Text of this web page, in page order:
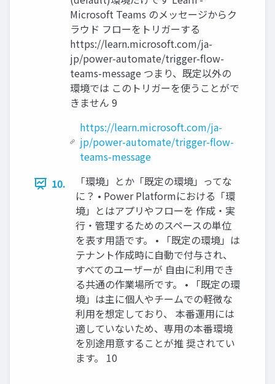
Microsoft Teams のメッセージからク
ラウド フローをトリガーする
https://learn.microsoft.com/ja-
jp/power-automate/trigger-flow-
teams-message つまり、既定以外の
環境では このトリガーを使うことがで
きません 9
https://learn.microsoft.com/ja-
jp/power-automate/trigger-flow-
teams-message
10.
「環境」とか「既定の環境」ってな
に？ • Power Platformにおける「環
境」とはアプリやフローを 作成・実
行・管理するためのスペースの単位
を表す用語です。 • 「既定の環境」は
テナント作成時に自動で付与され、
すべてのユーザーが 自由に利用でき
る共通の作業場所です。 • 「既定の環
境」は主に個人やチームでの軽微な
利用を想定しており、 本番運用には
適していないため、専用の本番環境
を別途用意することが推 奨されてい
ます。 10